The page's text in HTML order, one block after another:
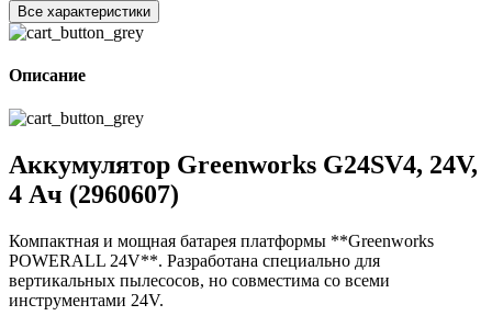
Все характеристики
Описание
Аккумулятор Greenworks G24SV4, 24V,
4 Ач (2960607)
Компактная и мощная батарея платформы **Greenworks
POWERALL 24V**. Разработана специально для
вертикальных пылесосов, но совместима со всеми
инструментами 24V.